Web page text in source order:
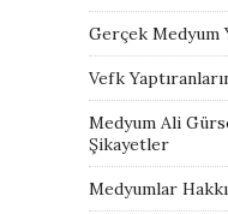
Gerçek Medyum
Vefk
Medyum Ali
Şikayetler
Medyumlar